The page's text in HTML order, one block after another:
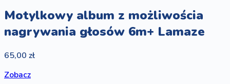
Motylkowy album z możliwościa
nagrywania głosów 6m+ Lamaze
65,00 zł
Zobacz